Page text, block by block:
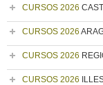
CURSOS 2026
CURSOS 2026
CURSOS 2026
CURSOS 2026